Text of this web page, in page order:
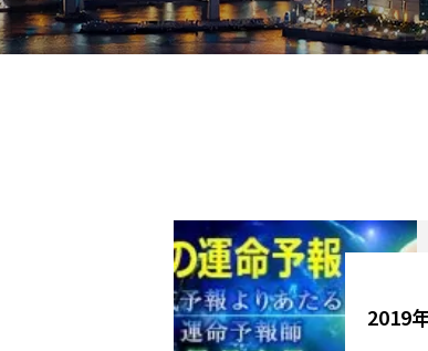
テニス四大大会・五輪
YouTube
2019